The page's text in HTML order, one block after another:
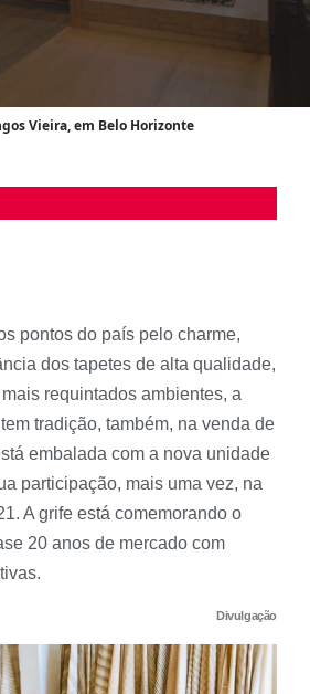
Vieira, em Belo Horizonte
pontos do país pelo charme,
dos tapetes de alta qualidade,
requintados ambientes, a
tradição, também, na venda de
embalada com a nova unidade
participação, mais uma vez, na
A grife está comemorando o
20 anos de mercado com
Divulgação